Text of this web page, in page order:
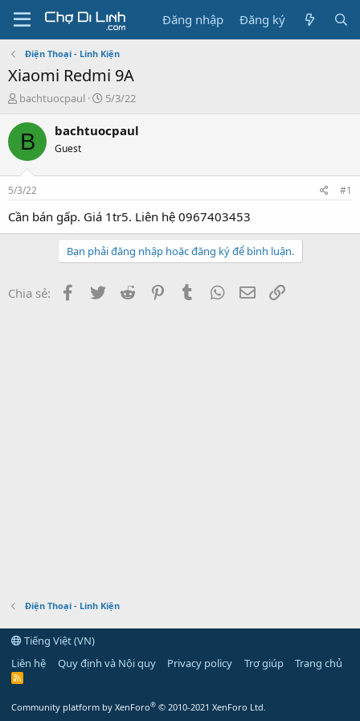
Đăng nhập Đăng ký
Điện Thoại - Linh Kiện
Xiaomi Redmi 9A
T
r
a
s
t
a
bachtuocpaul
N
à
5/3/22
B bachtuocpaul
Guest
5/3/22 #1
Cần bán gấp. Giá 1tr5. Liên hệ 0967403453
Bạn phải đăng nhập hoặc đăng ký để bình luận.
Chia sẻ: Facebook
Twitter Reddit PinterestTumblr WhatsApp
Email
Điện Thoại - Linh Kiện
Tiếng Việt (VN)
Liên hệ
Quy định và Nội quy Privacy policy Trợ giúp Trang chủ
R
Community platform by XenForo® © 2010-2021 XenForo Ltd.